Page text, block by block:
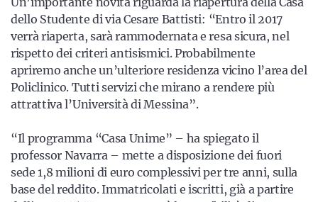
dello Studente di via Cesare Battisti: “Entro il 2017
verrà riaperta, sarà rammodernata e resa sicura, nel
rispetto dei criteri antisismici. Probabilmente
apriremo anche un’ulteriore residenza vicino l’area del
Policlinico. Tutti servizi che mirano a rendere più
attrattiva l’Università di Messina”.
“Il programma “Casa Unime” – ha spiegato il
professor Navarra – mette a disposizione dei fuori
sede 1,8 milioni di euro complessivi per tre anni, sulla
base del reddito. Immatricolati e iscritti, già a partire